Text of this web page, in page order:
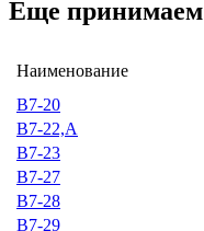
Еще принимаем
Наименование
В7-20
В7-22,А
В7-23
В7-27
В7-28
В7-29